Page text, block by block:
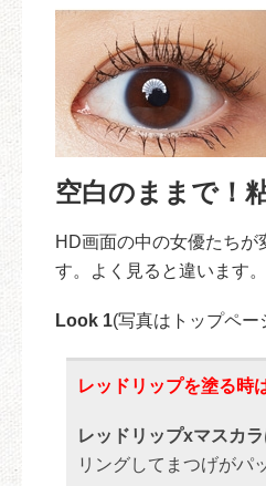
空白のままで！
HD画面の中の女優たち
す。よく見ると違います
Look 1(写真はトップペー
レッドリップを塗る時
レッドリップxマスカ
リングしてまつげがパ